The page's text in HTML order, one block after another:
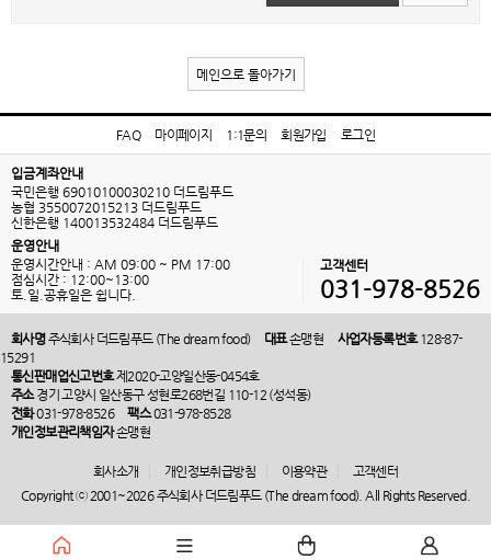
메인으로 돌아가기
FAQ 마이페이지 1:1문의 회원가입 로그인
입금계좌안내
국민은행 69010100030210 더드림푸드
농협 3550072015213 더드림푸드
신한은행 140013532484 더드림푸드
운영안내
운영시간안내 : AM 09:00 ~ PM 17:00
점심시간 : 12:00~13:00
토.일.공휴일은 쉽니다.
고객센터
031-978-8526
회사명주식회사 더드림푸드 (The dream food) 대표손맹현 사업자등록번호128-87-
15291
통신판매업신고번호제2020-고양일산동-0454호
주소경기 고양시 일산동구 성현로268번길 110-12 (성석동)
전화031-978-8526 팩스031-978-8528
개인정보관리책임자손맹현
회사소개 개인정보취급방침 이용약관
고객센터
Copyright ⓒ 2001~2026 주식회사 더드림푸드 (The dream food). All Rights Reserved.